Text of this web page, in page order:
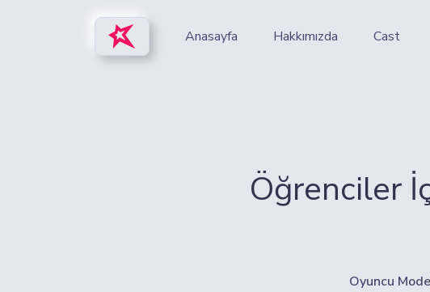
Anasayfa Hakkımızda Cast
Öğrenciler
Oyuncu